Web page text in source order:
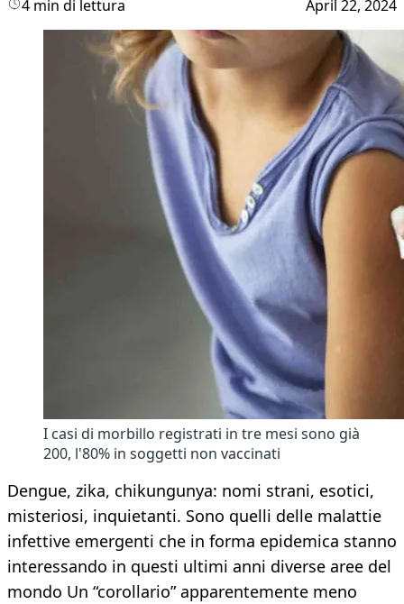
4 min di lettura April 22, 2024
I casi di morbillo registrati in tre mesi sono già
200, l'80% in soggetti non vaccinati
Dengue, zika, chikungunya: nomi strani, esotici,
misteriosi, inquietanti. Sono quelli delle malattie
infettive emergenti che in forma epidemica stanno
interessando in questi ultimi anni diverse aree del
mondo Un “corollario” apparentemente meno